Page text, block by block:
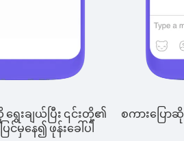
းချယ်ပြီး ၎င်းတို့၏
နေ၍ ဖုန်းခေါ်ပါ
စကားပြောဆို